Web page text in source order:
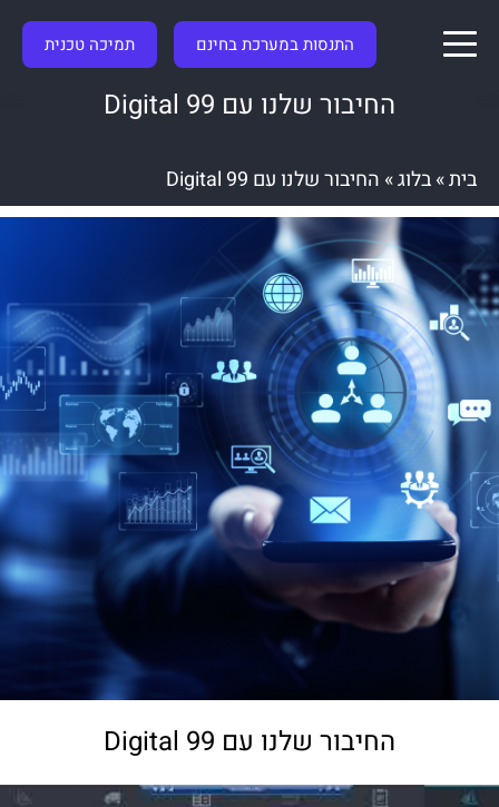
התנסות במערכת בחינם תמיכה טכנית
החיבור שלנו עם 99 Digital
בית»בלוג» החיבור שלנו עם 99 Digital
החיבור שלנו עם 99 Digital